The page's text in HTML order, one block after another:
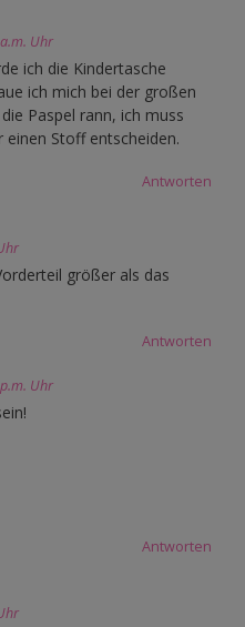
Uhr
ich die Kindertasche
ich mich bei der großen
Paspel rann, ich muss
einen Stoff entscheiden.
Antworten
größer als das
Antworten
Uhr
Antworten